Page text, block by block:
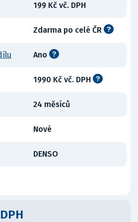
199 Kč vč. DPH
Zdarma po celé ČR
Ano
1990 Kč vč. DPH
24 měsíců
Nové
DENSO